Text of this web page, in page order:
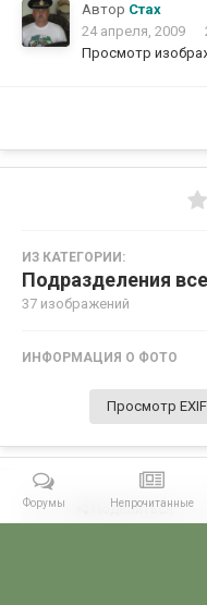
Автор Стах
24 апреля, 2009
Просмотр
ИЗ КАТЕГОРИИ:
Подразделения
37 изображений
ИНФОРМАЦИЯ О ФОТО
Просмотр
Поделиться
Форумы Непрочитанные